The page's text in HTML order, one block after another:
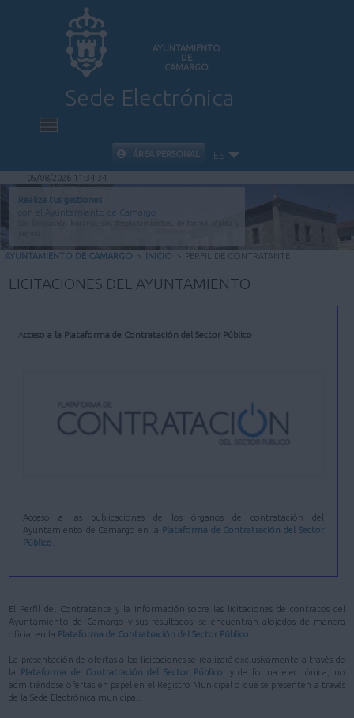
AYUNTAMIENTO
DE
CAMARGO
Sede Electrónica
INICIO
INFORMACIÓN PÚBLICA
CARPETA CIUDADANA
ÁREA PERSONAL ES
09/08/2026 11:34:34
Realiza tus gestiones
con el Ayuntamiento de Camargo
AYUNTAMIENTO DE CAMARGO > INICIO > PERFIL DE CONTRATANTE
LICITACIONES DEL AYUNTAMIENTO
Acceso a la Plataforma de Contratación del Sector Público
Acceso a las publicaciones de los órganos de contratación del
Ayuntamiento de Camargo en la Plataforma de Contratración del Sector
Público
El Perfil del Contratante y la información sobre las licitaciones de contratos del
Ayuntamiento de Camargo y sus resultados, se encuentran alojados de manera
oficial en la Plataforma de Contratración del Sector Público
La presentación de ofertas a las licitaciones se realizará exclusivamente a través de
la
Plataforma de Contratración del Sector Público, y de forma electrónica, no
admitiéndose ofertas en papel en el Registro Municipal o que se presenten a través
de la Sede Electrónica municipal.